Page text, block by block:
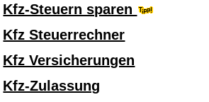
Kfz-Steuern sparen
Kfz Steuerrechner
Kfz Versicherungen
Kfz-Zulassung